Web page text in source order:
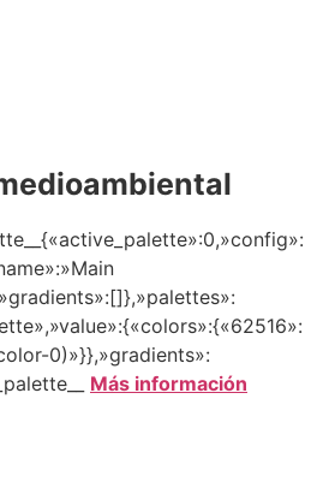
0)»}},»gradients»:
Más información